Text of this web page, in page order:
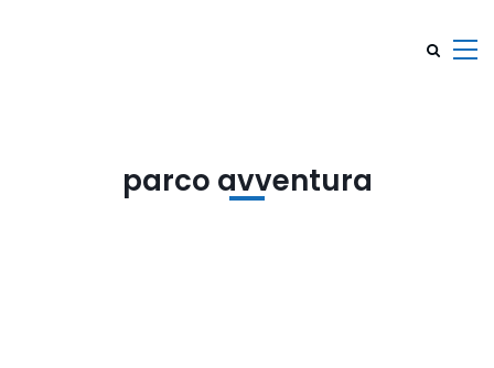
parco avventura